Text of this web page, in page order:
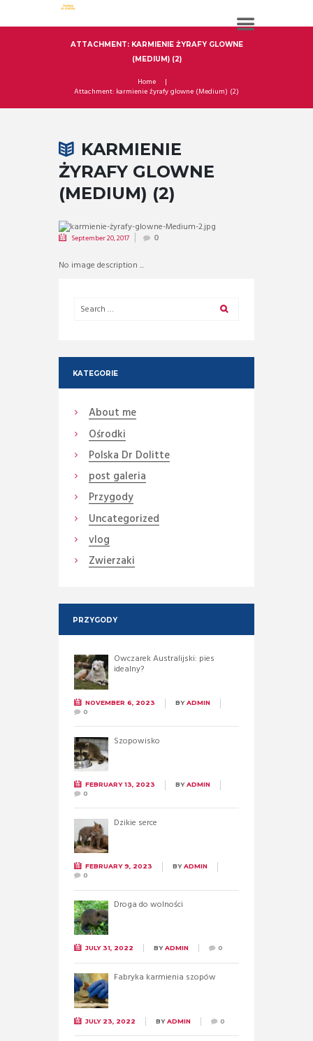
ATTACHMENT: KARMIENIE ŻYRAFY GLOWNE
(MEDIUM) (2)
Home
Attachment: karmienie żyrafy glowne (Medium) (2)
KARMIENIE
ŻYRAFY GLOWNE
(MEDIUM) (2)
September 20, 2017 0
No image description ...
KATEGORIE
About me
Ośrodki
Polska Dr Dolitte
post galeria
Przygody
Uncategorized
vlog
Zwierzaki
PRZYGODY
Owczarek Australijski: pies
idealny?
NOVEMBER 6, 2023 BYADMIN
0
Szopowisko
FEBRUARY 13, 2023 BYADMIN
0
Dzikie serce
FEBRUARY 9, 2023 BYADMIN
0
Droga do wolności
JULY 31, 2022 BYADMIN 0
Fabryka karmienia szopów
JULY 23, 2022 BYADMIN 0